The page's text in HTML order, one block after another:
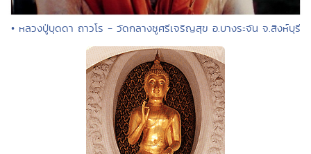
• หลวงปู่บุดดา ถาวโร - วัดกลางชูศรีเจริญสุข อ.บางระจัน จ.สิงห์บุรี